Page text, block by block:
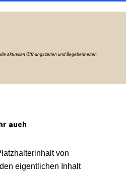
aktuellen Öffnungszeiten und Begebenheiten.
auch
von
eigentlichen Inhalt